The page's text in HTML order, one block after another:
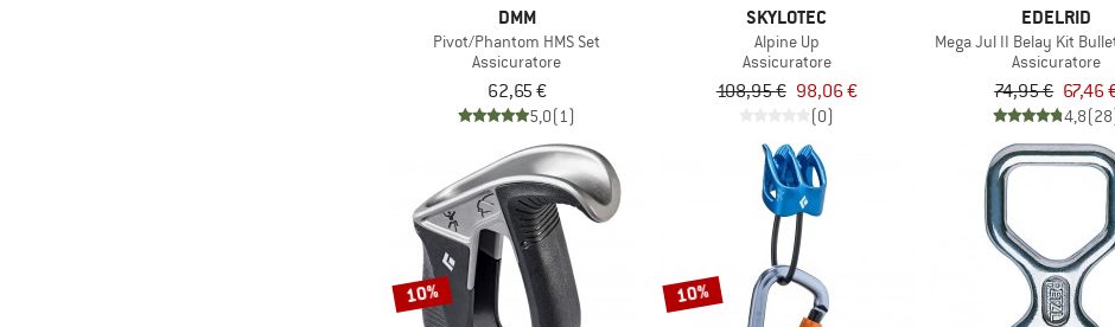
DMM
Pivot/Phantom HMS Set
Assicuratore
62,65 €
5,0(1)
SKYLOTEC
Alpine Up
Assicuratore
108,95 € 98,06 €
(0)
EDELRID
Mega Jul II Belay Kit
Assicuratore
74,95 € 67,46
4,8
10% 10%